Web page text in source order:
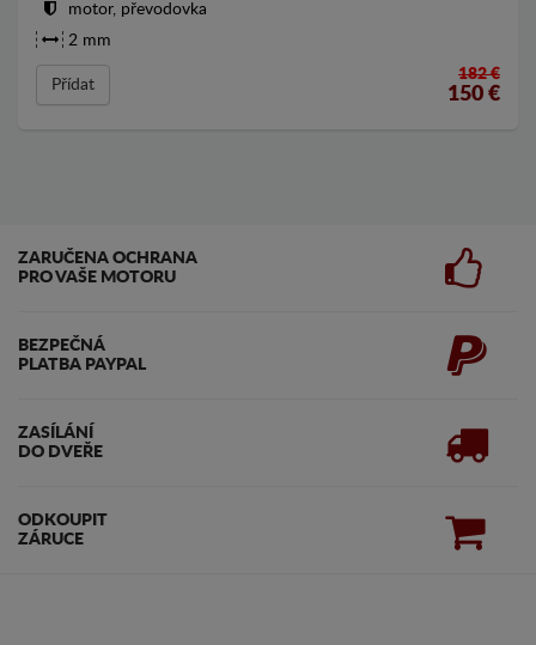
motor, převodovka
2 mm
Přídat
182 €
150 €
ZARUČENA OCHRANA
PRO VAŠE MOTORU
BEZPEČNÁ
PLATBA PAYPAL
ZASÍLÁNÍ
DO DVEŘE
ODKOUPIT
ZÁRUCE